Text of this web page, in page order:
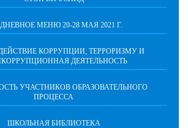
МЕНЮ 20-28 МАЯ 2021 Г.
КОРРУПЦИИ, ТЕРРОРИЗМУ И
ДЕЯТЕЛЬНОСТЬ
УЧАСТНИКОВ ОБРАЗОВАТЕЛЬНОГО
ПРОЦЕССА
ШКОЛЬНАЯ БИБЛИОТЕКА